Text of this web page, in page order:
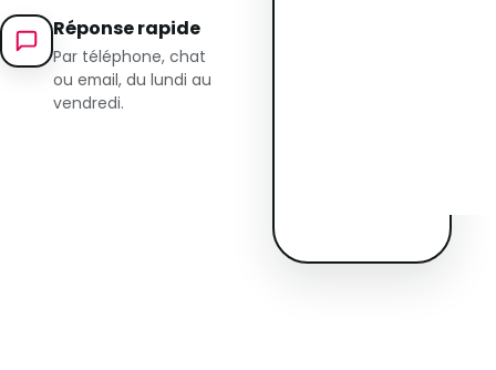
Réponse rapide
Par téléphone, chat
ou email, du lundi au
vendredi.